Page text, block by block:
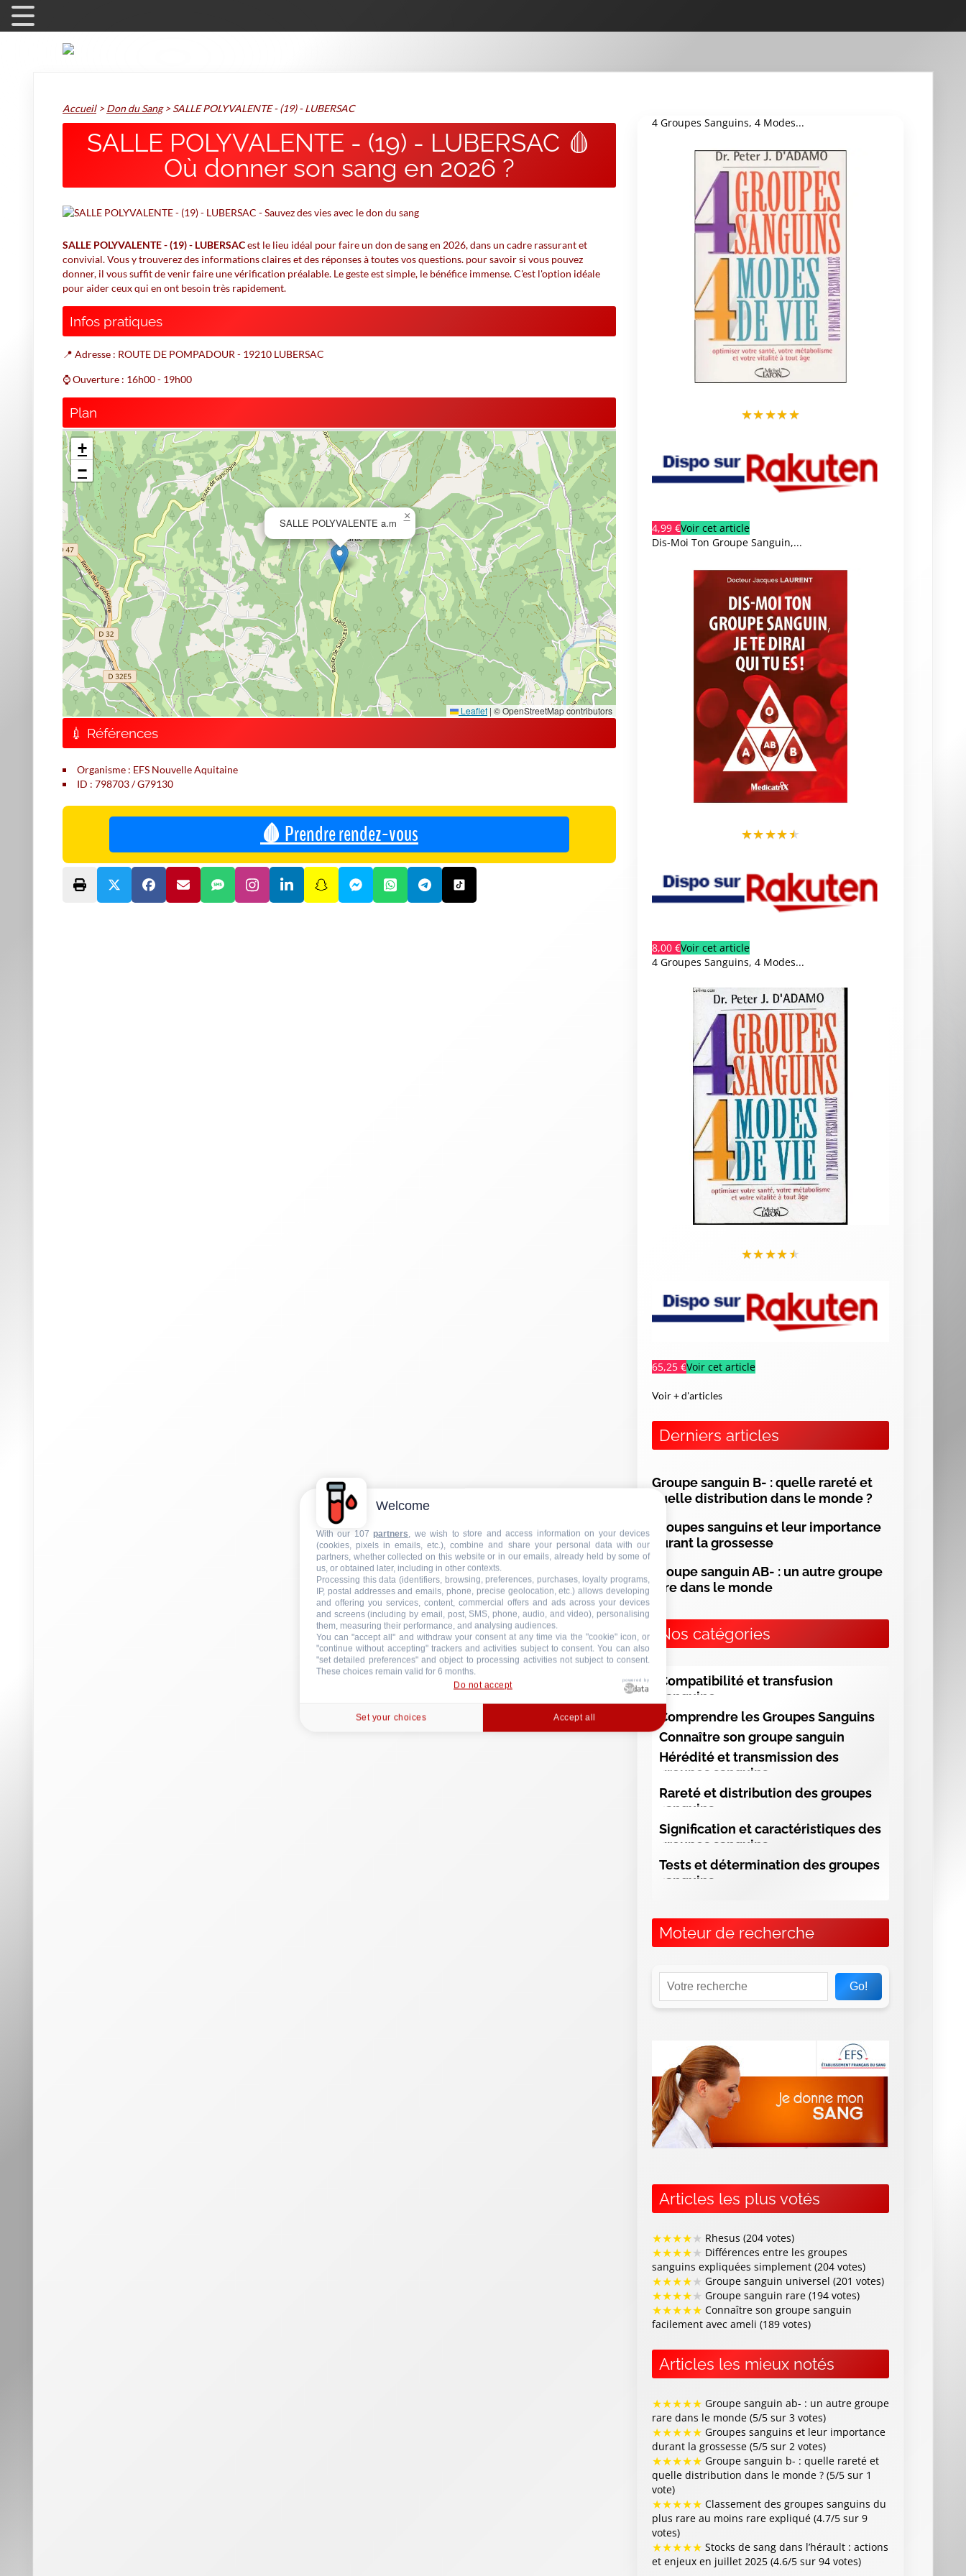
Accueil>Don du Sang>SALLE POLYVALENTE - (19) - LUBERSAC
SALLE POLYVALENTE - (19) - LUBERSAC 🩸
Où donner son sang en 2026 ?
SALLE POLYVALENTE - (19) - LUBERSACest le lieu idéal pour faire un don de sang en 2026, dans un cadre rassurant et
convivial. Vous y trouverez des informations claires et des réponses à toutes vos questions. pour savoir si vous pouvez
donner, il vous suffit de venir faire une vérification préalable. Le geste est simple, le bénéfice immense. C'est l'option idéale
pour aider ceux qui en ont besoin très rapidement.
Infos pratiques
📍 Adresse : ROUTE DE POMPADOUR - 19210 LUBERSAC
⌚ Ouverture : 16h00 - 19h00
Plan
SALLE POLYVALENTE a.m
×
+
−
Leaflet | © OpenStreetMap contributors
💉 Références
Organisme : EFS Nouvelle Aquitaine
ID : 798703 / G79130
🩸 Prendre rendez-vous
4 Groupes Sanguins, 4 Modes...
★★★★★
4,99 €Voir cet article
Dis-Moi Ton Groupe Sanguin,...
★★★★★
8,00 €Voir cet article
4 Groupes Sanguins, 4 Modes...
★★★★★
65,25 €Voir cet article
Voir + d'articles
Derniers articles
Groupe sanguin B- : quelle rareté et
quelle distribution dans le monde ?
Groupes sanguins et leur importance
durant la grossesse
Groupe sanguin AB- : un autre groupe
rare dans le monde
Nos catégories
Compatibilité et transfusion
sanguine
Comprendre les Groupes Sanguins
Connaître son groupe sanguin
Hérédité et transmission des
groupes sanguins
Rareté et distribution des groupes
sanguins
Signification et caractéristiques des
groupes sanguins
Tests et détermination des groupes
sanguins
Moteur de recherche
Go!
Articles les plus votés
★★★★★ Rhesus (204 votes)
★★★★★ Différences entre les groupes
sanguins expliquées simplement (204 votes)
★★★★★ Groupe sanguin universel (201 votes)
★★★★★ Groupe sanguin rare (194 votes)
★★★★★ Connaître son groupe sanguin
facilement avec ameli (189 votes)
Articles les mieux notés
★★★★★ Groupe sanguin ab- : un autre groupe
rare dans le monde (5/5 sur 3 votes)
★★★★★ Groupes sanguins et leur importance
durant la grossesse (5/5 sur 2 votes)
★★★★★ Groupe sanguin b- : quelle rareté et
quelle distribution dans le monde ? (5/5 sur 1
vote)
★★★★★ Classement des groupes sanguins du
plus rare au moins rare expliqué (4.7/5 sur 9
votes)
★★★★★ Stocks de sang dans l’hérault : actions
et enjeux en juillet 2025 (4.6/5 sur 94 votes)
Welcome
With our 107 partners , we wish to store and access information on your devices
(cookies, pixels in emails, etc.), combine and share your personal data with our
partners, whether collected on this website or in our emails, already held by some of
us, or obtained later, including in other contexts.
Processing this data (identifiers, browsing, preferences, purchases, loyalty programs,
IP, postal addresses and emails, phone, precise geolocation, etc.) allows developing
and offering you services, content, commercial offers and ads across your devices
and screens (including by email, post, SMS, phone, audio, and video), personalising
them, measuring their performance, and analysing audiences.
You can "accept all" and withdraw your consent at any time via the "cookie" icon, or
"continue without accepting" trackers and activities subject to consent. You can also
"set detailed preferences" and object to processing activities not subject to consent.
These choices remain valid for 6 months.
Do not accept
powered by
Set your choices Accept all